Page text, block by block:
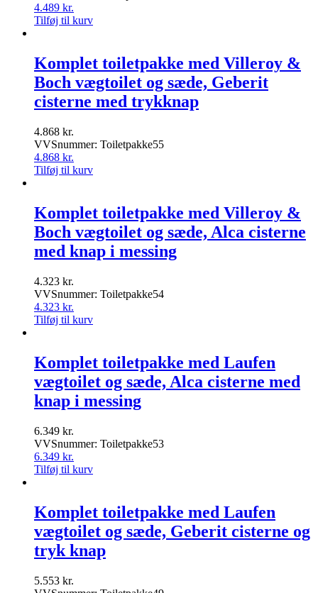
4.489 kr.
Tilføj til kurv
Komplet toiletpakke med Villeroy &
Boch vægtoilet og sæde, Geberit
cisterne med trykknap
4.868 kr.
VVSnummer: Toiletpakke55
4.868 kr.
Tilføj til kurv
Komplet toiletpakke med Villeroy &
Boch vægtoilet og sæde, Alca cisterne
med knap i messing
4.323 kr.
VVSnummer: Toiletpakke54
4.323 kr.
Tilføj til kurv
Komplet toiletpakke med Laufen
vægtoilet og sæde, Alca cisterne med
knap i messing
6.349 kr.
VVSnummer: Toiletpakke53
6.349 kr.
Tilføj til kurv
Komplet toiletpakke med Laufen
vægtoilet og sæde, Geberit cisterne og
tryk knap
5.553 kr.